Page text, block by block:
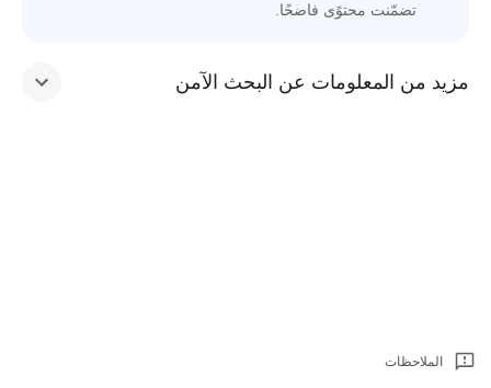
تضمّنت محتوًى فاضحًا.
مزيد من المعلومات عن البحث الآمن
الملاحظات